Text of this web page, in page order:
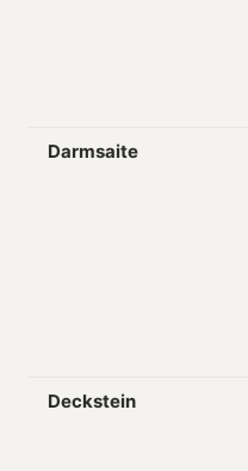
Darmsaite
Deckstein